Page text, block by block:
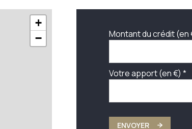
+
−
Montant du crédit (en
Votre apport (en €) *
ENVOYER